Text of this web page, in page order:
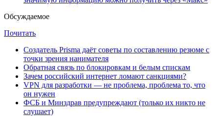
Обсуждаемое
Почитать
Создатель Prisma даёт советы по составлению резюме с
точки зрения нанимателя
Обратная связь по блокировкам и белым спискам
Зачем российский интернет ломают санкциями?
VPN для разработки — не проблема, проблема то, что
он нужен
ФСБ и Минздрав предупреждают (только их никто не
слушает)